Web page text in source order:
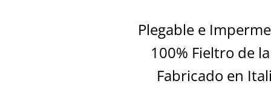
Plegable e
100% Fieltro de
Fabricado en